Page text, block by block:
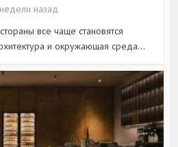
назад
все чаще становятся
и окружающая среда...